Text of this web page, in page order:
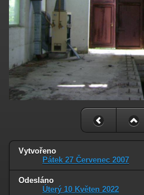
Vytvořeno
Pátek 27 Červenec 2007
Odesláno
Úterý 10 Květen 2022